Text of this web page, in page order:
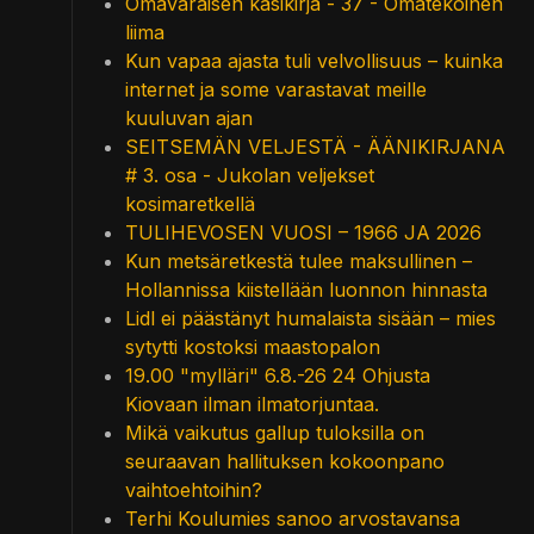
liima
Kun vapaa ajasta tuli velvollisuus – kuinka
internet ja some varastavat meille
kuuluvan ajan
SEITSEMÄN VELJESTÄ - ÄÄNIKIRJANA
# 3. osa - Jukolan veljekset
kosimaretkellä
TULIHEVOSEN VUOSI – 1966 JA 2026
Kun metsäretkestä tulee maksullinen –
Hollannissa kiistellään luonnon hinnasta
Lidl ei päästänyt humalaista sisään – mies
sytytti kostoksi maastopalon
19.00 "mylläri" 6.8.-26 24 Ohjusta
Kiovaan ilman ilmatorjuntaa.
Mikä vaikutus gallup tuloksilla on
seuraavan hallituksen kokoonpano
vaihtoehtoihin?
Terhi Koulumies sanoo arvostavansa